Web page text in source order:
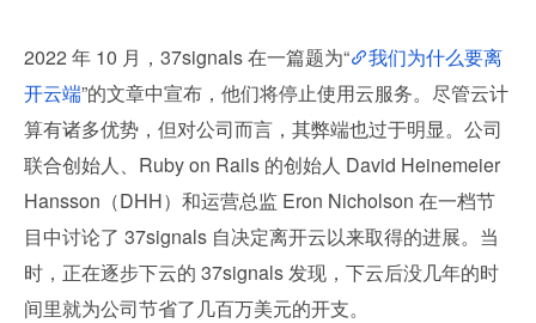
2022 年 10 月，37signals 在一篇题为“
我们为什么要离
开云端”的文章中宣布，他们将停止使用云服务。尽管云计
算有诸多优势，但对公司而言，其弊端也过于明显。公司
联合创始人、Ruby on Rails 的创始人 David Heinemeier
Hansson（DHH）和运营总监 Eron Nicholson 在一档节
目中讨论了 37signals 自决定离开云以来取得的进展。当
时，正在逐步下云的 37signals 发现，下云后没几年的时
间里就为公司节省了几百万美元的开支。